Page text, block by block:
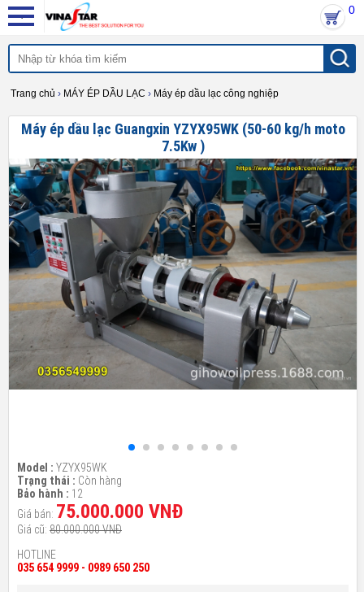
0
Trang chủ › MÁY ÉP DẦU LẠC › Máy ép dầu lạc công nghiệp
Máy ép dầu lạc Guangxin YZYX95WK (50-60 kg/h moto
7.5Kw )
Model : YZYX95WK
Trạng thái : Còn hàng
Bảo hành : 12
Giá bán: 75.000.000 VNĐ
Giá cũ: 80.000.000 VNĐ
HOTLINE
035 654 9999 - 0989 650 250